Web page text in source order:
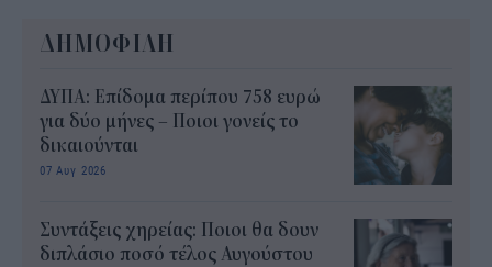
ΔΗΜΟΦΙΛΗ
ΔΥΠΑ: Επίδομα περίπου 758 ευρώ
για δύο μήνες – Ποιοι γονείς το
δικαιούνται
07 Αυγ 2026
Συντάξεις χηρείας: Ποιοι θα δουν
διπλάσιο ποσό τέλος Αυγούστου